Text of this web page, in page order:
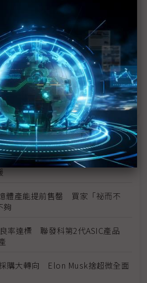
售遇冷 上架價格已「破發」
銷量有望年增10~15%
近3年最大換機潮4Q展現
週末落幕 成績各界說法不一
熱、出貨比創高 村田示警全球AI基
體產能提前售罄 買家「祕而不
夠
率達標 聯發科第2代ASIC產品
購大轉向 Elon Musk捨超微全面